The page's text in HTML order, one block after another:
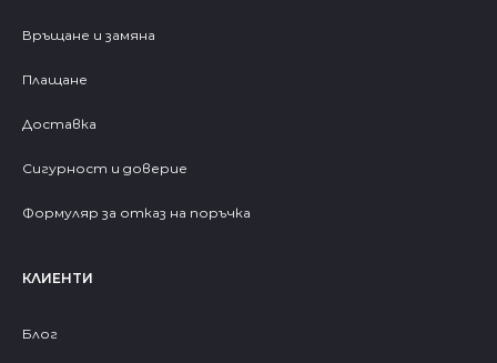
Връщане и замяна
Плащане
Доставка
Сигурност и доверие
Формуляр за отказ на поръчка
КЛИЕНТИ
Блог